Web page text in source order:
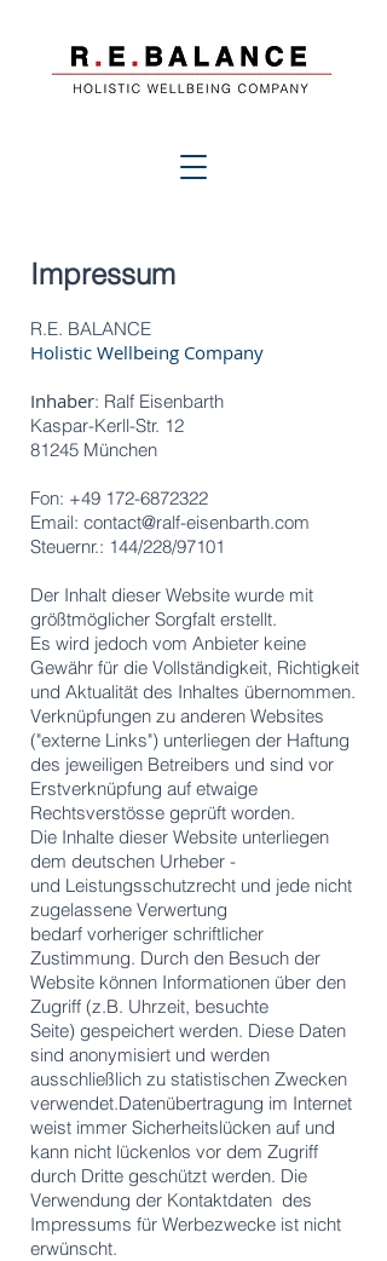
Impressum
R.E. BALANCE
Holistic Wellbeing Company
Inhaber: Ralf Eisenbarth
Kaspar-Kerll-Str. 12
81245 München
Fon: +49 172-6872322
Email: contact@ralf-eisenbarth.com
Steuernr.: 144/228/97101
Der Inhalt dieser Website wurde mit
größtmöglicher Sorgfalt erstellt.
Es wird jedoch vom Anbieter keine
Gewähr für die Vollständigkeit, Richtigkeit
und Aktualität des Inhaltes übernommen.
Verknüpfungen zu anderen Websites
("externe Links") unterliegen der Haftung
des jeweiligen Betreibers und sind vor
Erstverknüpfung auf etwaige
Rechtsverstösse geprüft worden.
Die Inhalte dieser Website unterliegen
dem deutschen Urheber -
und Leistungsschutzrecht und jede nicht
zugelassene Verwertung
bedarf vorheriger schriftlicher
Zustimmung. Durch den Besuch der
Website können Informationen über den
Zugriff (z.B. Uhrzeit, besuchte
Seite) gespeichert werden. Diese Daten
sind anonymisiert und werden
ausschließlich zu statistischen Zwecken
verwendet.Datenübertragung im Internet
weist immer Sicherheitslücken auf und
kann nicht lückenlos vor dem Zugriff
durch Dritte geschützt werden. Die
Verwendung der Kontaktdaten des
Impressums für Werbezwecke ist nicht
erwünscht.